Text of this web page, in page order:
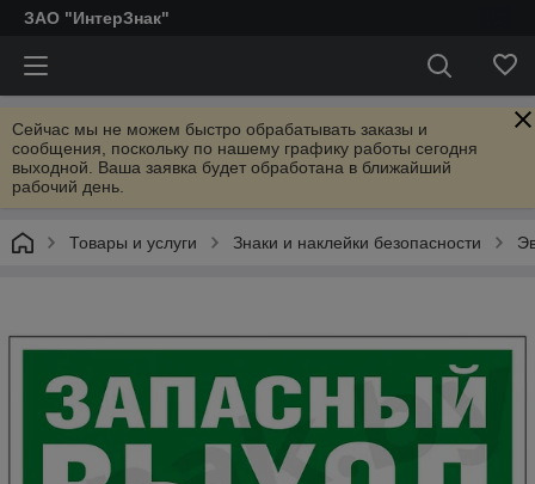
ЗАО "ИнтерЗнак"
Сейчас мы не можем быстро обрабатывать заказы и
сообщения, поскольку по нашему графику работы сегодня
выходной. Ваша заявка будет обработана в ближайший
рабочий день.
Товары и услуги Знаки и наклейки безопасности